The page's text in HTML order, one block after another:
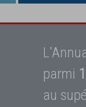
parmi
au